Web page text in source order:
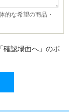
的な希望の商品・
確認場面へ」のボ